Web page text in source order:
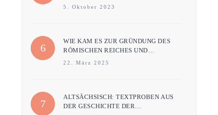
5. Oktober 2023
WIE KAM ES ZUR GRÜNDUNG DES
RÖMISCHEN REICHES UND…
22. März 2025
ALTSÄCHSISCH: TEXTPROBEN AUS
DER GESCHICHTE DER…